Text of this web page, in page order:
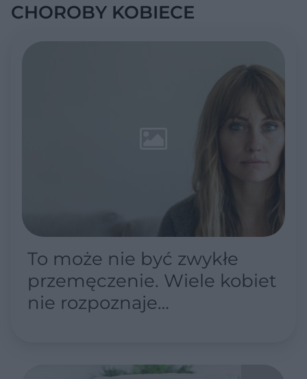
CHOROBY KOBIECE
To może nie być zwykłe
przemęczenie. Wiele kobiet
nie rozpoznaje